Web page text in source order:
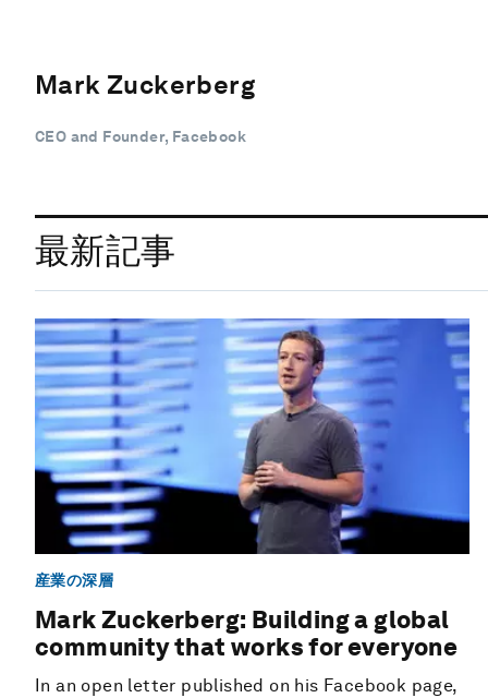
Mark Zuckerberg
CEO and Founder, Facebook
最新記事
産業の深層
Mark Zuckerberg: Building a global
community that works for everyone
In an open letter published on his Facebook page,